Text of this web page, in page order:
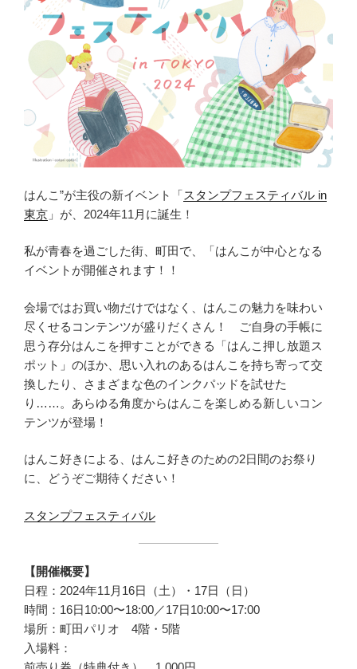
はんこ”が主役の新イベント「スタンプフェスティバル in
東京 」が、2024年11月に誕生！
私が青春を過ごした街、町田で、「はんこが中心となる
イベントが開催されます！！
会場ではお買い物だけではなく、はんこの魅力を味わい
尽くせるコンテンツが盛りだくさん！ ご自身の手帳に
思う存分はんこを押すことができる「はんこ押し放題ス
ポット」のほか、思い入れのあるはんこを持ち寄って交
換したり、さまざまな色のインクパッドを試せた
り……。あらゆる角度からはんこを楽しめる新しいコン
テンツが登場！
はんこ好きによる、はんこ好きのための2日間のお祭り
に、どうぞご期待ください！
スタンプフェスティバル
【開催概要】
日程：2024年11月16日（土）・17日（日）
時間：16日10:00〜18:00／17日10:00〜17:00
場所：町田パリオ 4階・5階
入場料：